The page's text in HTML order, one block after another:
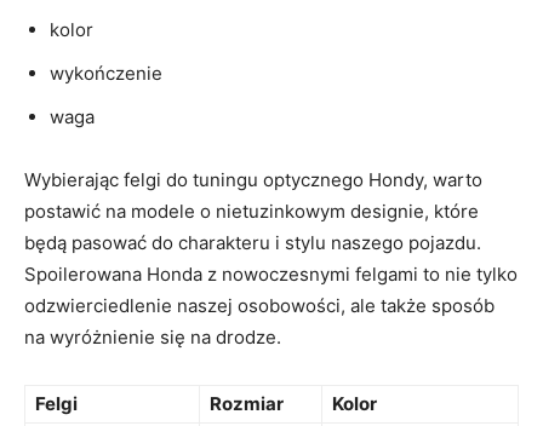
kolor
wykończenie
waga
Wybierając felgi do tuningu optycznego Hondy, warto
postawić na modele o nietuzinkowym designie,‌ które⁣
będą pasować do​ charakteru⁤ i‍ stylu naszego ⁣pojazdu.
⁤Spoilerowana Honda z nowoczesnymi felgami to nie tylko‍
odzwierciedlenie naszej osobowości, ale także sposób
na wyróżnienie się na drodze.
Felgi Rozmiar
Kolor